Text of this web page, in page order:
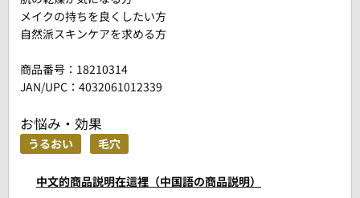
メイクの持ちを良くしたい方
自然派スキンケアを求める方
商品番号： 18210314
JAN/UPC：4032061012339
お悩み・効果
うるおい 毛穴
中文的商品説明在這裡（中国語の商品説明）